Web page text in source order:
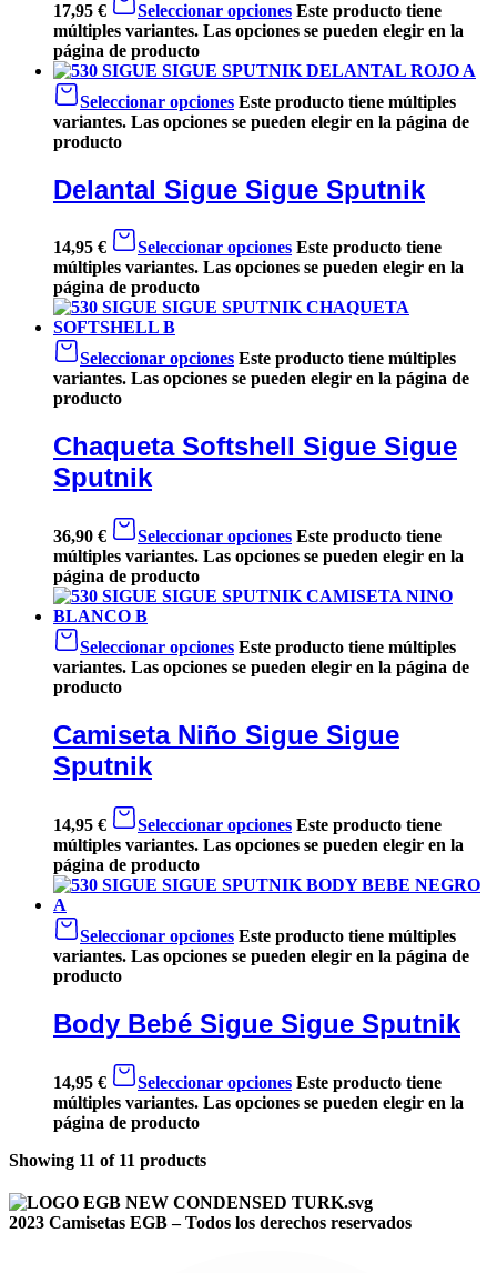
17,95 € Seleccionar opciones Este producto tiene
múltiples variantes. Las opciones se pueden elegir en la
página de producto
Seleccionar opciones Este producto tiene múltiples
variantes. Las opciones se pueden elegir en la página de
producto
Delantal Sigue Sigue Sputnik
14,95 € Seleccionar opciones Este producto tiene
múltiples variantes. Las opciones se pueden elegir en la
página de producto
Seleccionar opciones Este producto tiene múltiples
variantes. Las opciones se pueden elegir en la página de
producto
Chaqueta Softshell Sigue Sigue
Sputnik
36,90 € Seleccionar opciones Este producto tiene
múltiples variantes. Las opciones se pueden elegir en la
página de producto
Seleccionar opciones Este producto tiene múltiples
variantes. Las opciones se pueden elegir en la página de
producto
Camiseta Niño Sigue Sigue
Sputnik
14,95 € Seleccionar opciones Este producto tiene
múltiples variantes. Las opciones se pueden elegir en la
página de producto
Seleccionar opciones Este producto tiene múltiples
variantes. Las opciones se pueden elegir en la página de
producto
Body Bebé Sigue Sigue Sputnik
14,95 € Seleccionar opciones Este producto tiene
múltiples variantes. Las opciones se pueden elegir en la
página de producto
Showing 11 of 11 products
2023 Camisetas EGB – Todos los derechos reservados